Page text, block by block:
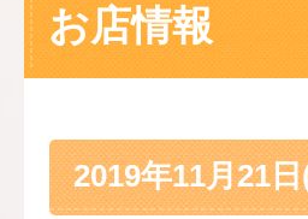
お店情報
2019年11月21